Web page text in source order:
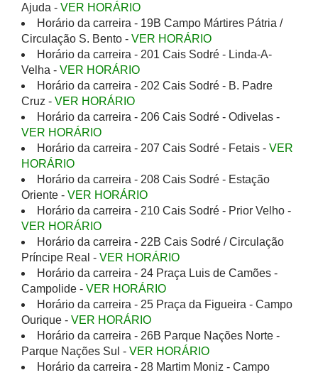
Ajuda - VER HORÁRIO
Horário da carreira - 19B Campo Mártires Pátria /
Circulação S. Bento - VER HORÁRIO
Horário da carreira - 201 Cais Sodré - Linda-A-
Velha - VER HORÁRIO
Horário da carreira - 202 Cais Sodré - B. Padre
Cruz - VER HORÁRIO
Horário da carreira - 206 Cais Sodré - Odivelas -
VER HORÁRIO
Horário da carreira - 207 Cais Sodré - Fetais - VER
HORÁRIO
Horário da carreira - 208 Cais Sodré - Estação
Oriente - VER HORÁRIO
Horário da carreira - 210 Cais Sodré - Prior Velho -
VER HORÁRIO
Horário da carreira - 22B Cais Sodré / Circulação
Príncipe Real - VER HORÁRIO
Horário da carreira - 24 Praça Luis de Camões -
Campolide - VER HORÁRIO
Horário da carreira - 25 Praça da Figueira - Campo
Ourique - VER HORÁRIO
Horário da carreira - 26B Parque Nações Norte -
Parque Nações Sul - VER HORÁRIO
Horário da carreira - 28 Martim Moniz - Campo